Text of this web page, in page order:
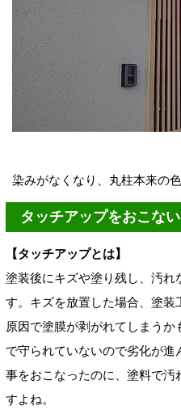
染みがなくなり、丸柱本来の
タッチアップをおこな
【タッチアップとは】
塗装後にキズや塗り残し、汚れ
す。 キズを放置した場合、塗
原因で塗膜が剥がれてしまうか
で守られていないので劣化が
事をおこなったのに、塗料で汚
すよね。